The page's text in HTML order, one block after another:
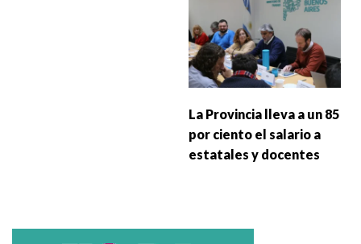
La Provincia lleva a un 85
por ciento el salario a
estatales y docentes